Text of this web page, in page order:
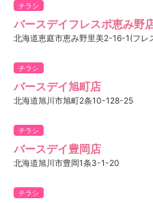
チラシ
バースデイフレスポ恵み野
北海道恵庭市恵み野里美2-16-1(フレ
チラシ
バースデイ旭町店
北海道旭川市旭町2条10-128-25
チラシ
バースデイ豊岡店
北海道旭川市豊岡1条3-1-20
チラシ